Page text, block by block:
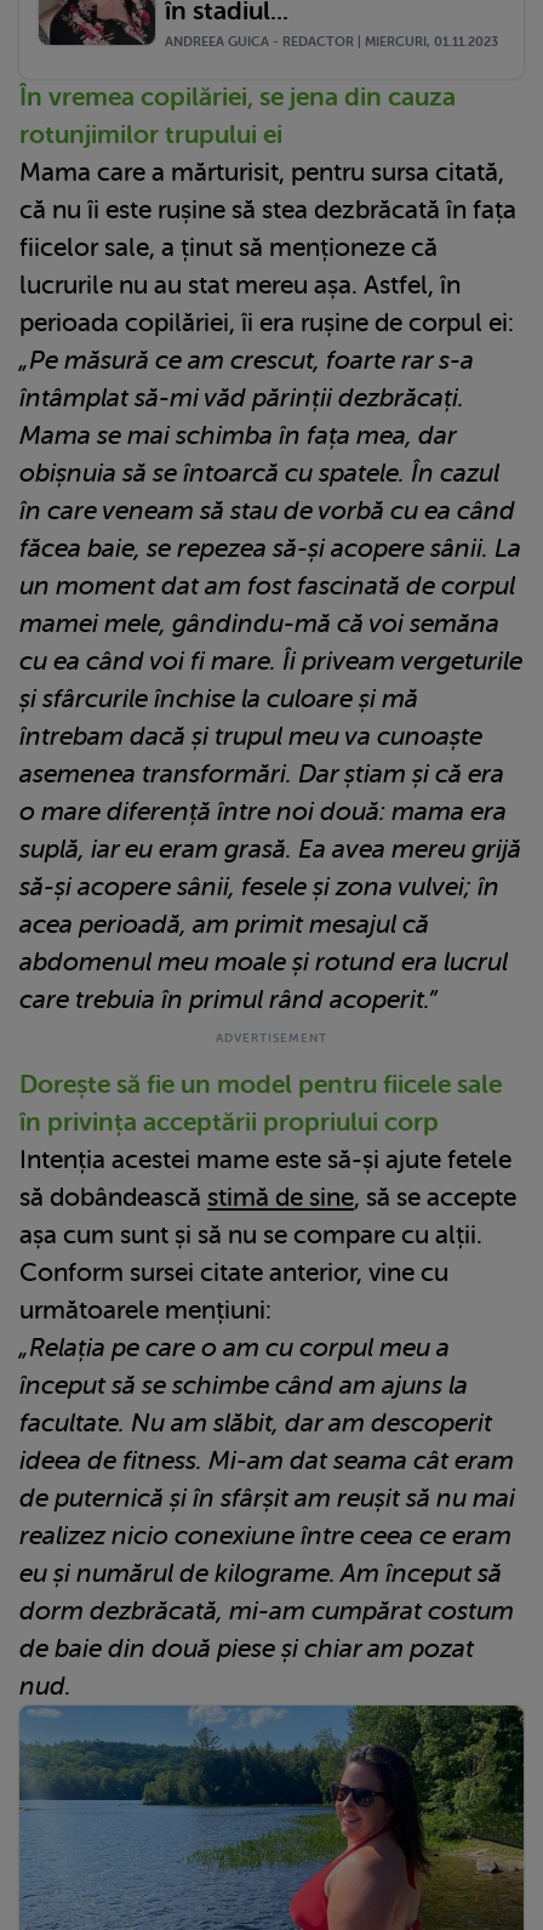
în stadiul...
ANDREEA GUICA - REDACTOR | MIERCURI, 01.11.2023
În vremea copilăriei, se jena din cauza
rotunjimilor trupului ei
Mama care a mărturisit, pentru sursa citată,
că nu îi este rușine să stea dezbrăcată în fața
fiicelor sale, a ținut să menționeze că
lucrurile nu au stat mereu așa. Astfel, în
perioada copilăriei, îi era rușine de corpul ei:
„Pe măsură ce am crescut, foarte rar s-a
întâmplat să-mi văd părinții dezbrăcați.
Mama se mai schimba în fața mea, dar
obișnuia să se întoarcă cu spatele. În cazul
în care veneam să stau de vorbă cu ea când
făcea baie, se repezea să-și acopere sânii. La
un moment dat am fost fascinată de corpul
mamei mele, gândindu-mă că voi semăna
cu ea când voi fi mare. Îi priveam vergeturile
și sfârcurile închise la culoare și mă
întrebam dacă și trupul meu va cunoaște
asemenea transformări. Dar știam și că era
o mare diferență între noi două: mama era
suplă, iar eu eram grasă. Ea avea mereu grijă
să-și acopere sânii, fesele și zona vulvei; în
acea perioadă, am primit mesajul că
abdomenul meu moale și rotund era lucrul
care trebuia în primul rând acoperit.”
Dorește să fie un model pentru fiicele sale
în privința acceptării propriului corp
Intenția acestei mame este să-și ajute fetele
să dobândească stimă de sine, să se accepte
așa cum sunt și să nu se compare cu alții.
Conform sursei citate anterior, vine cu
următoarele mențiuni:
„Relația pe care o am cu corpul meu a
început să se schimbe când am ajuns la
facultate. Nu am slăbit, dar am descoperit
ideea de fitness. Mi-am dat seama cât eram
de puternică și în sfârșit am reușit să nu mai
realizez nicio conexiune între ceea ce eram
eu și numărul de kilograme. Am început să
dorm dezbrăcată, mi-am cumpărat costum
de baie din două piese și chiar am pozat
nud.